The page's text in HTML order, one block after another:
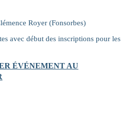
Royer (Fonsorbes)
avec début des inscriptions pour les
ÉVÉNEMENT AU